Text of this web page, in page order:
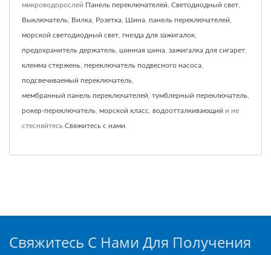
микроводорослей Панель переключателей Светодиодный свет
Выключатель Вилка Розетка Шина панель переключателей
морской светодиодный свет гнезда для зажигалок
предохранитель держатель шинная шина зажигалка для сигарет
клемма стержень переключатель подвесного насоса
подсвечиваемый переключатель
мембранный панель переключателей тумблерный переключатель
рокер-переключатель морской класс водоотталкивающий и не
стесняйтесь Свяжитесь с нами
Свяжитесь С Нами Для Получения